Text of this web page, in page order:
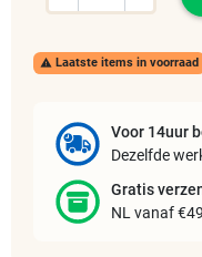
 Laatste items in voorraad
Voor 14uur
Dezelfde
Gratis
NL vanaf